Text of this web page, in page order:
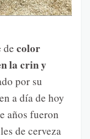
de color
la crin y
por su
a día de hoy
años fueron
de cerveza